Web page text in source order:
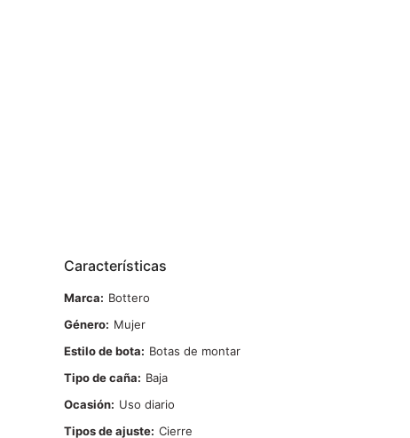
Características
Marca
Bottero
Género
Mujer
Estilo de bota
Botas de montar
Tipo de caña
Baja
Ocasión
Uso diario
Tipos de ajuste Cierre